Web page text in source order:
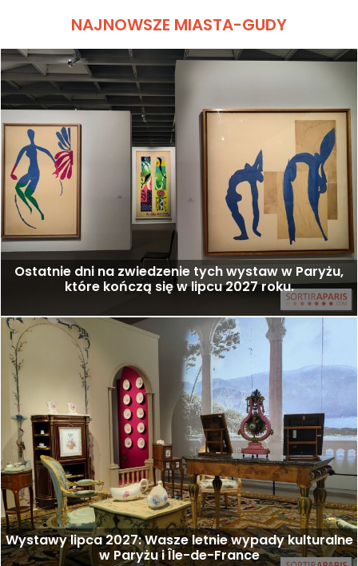
NAJNOWSZE MIASTA-GUDY
Ostatnie dni na zwiedzenie tych wystaw w Paryżu,
które kończą się w lipcu 2027 roku.
Wystawy lipca 2027: Wasze letnie wypady kulturalne
w Paryżu i Île-de-France